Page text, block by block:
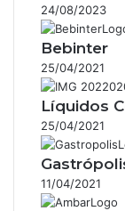
24/08/2023
Bebinter
25/04/2021
Líquidos
25/04/2021
11/04/2021